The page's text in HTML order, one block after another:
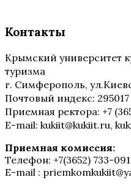
Контакты
Крымский университет
туризма
г. Симферополь,
Почтовый индекс: 295017
Приемная ректора: +7
E-mail: kukiit@kukiit.ru,
Приемная комиссия:
Телефон: +7(3652) 733-091
E-mail :